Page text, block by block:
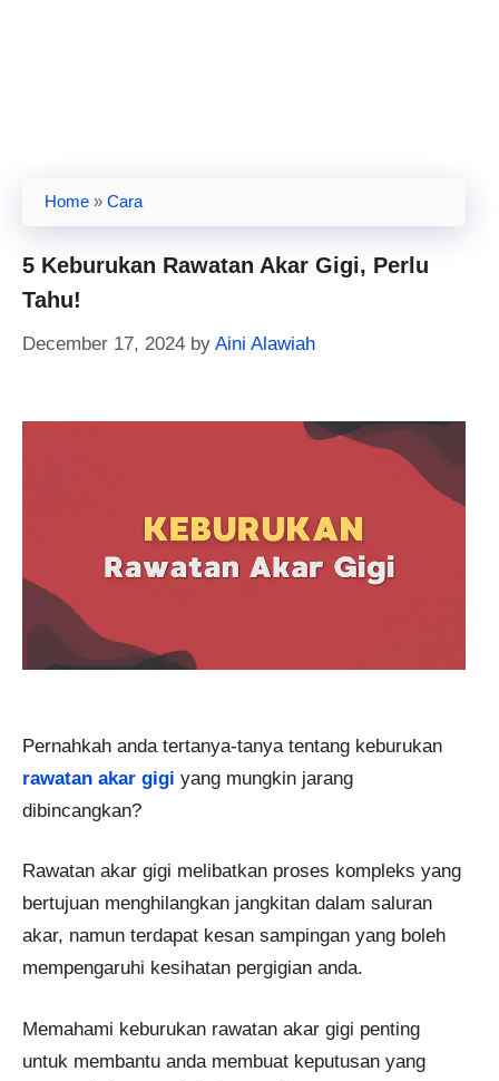
Home » Cara
5 Keburukan Rawatan Akar Gigi, Perlu
Tahu!
December 17, 2024 by Aini Alawiah
Pernahkah anda tertanya-tanya tentang keburukan
rawatan akar gigi yang mungkin jarang
dibincangkan?
Rawatan akar gigi melibatkan proses kompleks yang
bertujuan menghilangkan jangkitan dalam saluran
akar, namun terdapat kesan sampingan yang boleh
mempengaruhi kesihatan pergigian anda.
Memahami keburukan rawatan akar gigi penting
untuk membantu anda membuat keputusan yang